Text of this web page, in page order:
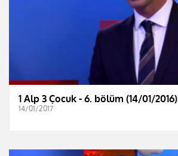
1 Alp 3 Çocuk - 6. bölüm (14/01/2016)
14/01/2017